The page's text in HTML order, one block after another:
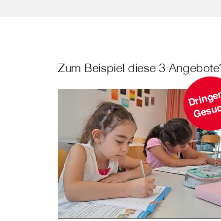
Zum Beispiel diese 3